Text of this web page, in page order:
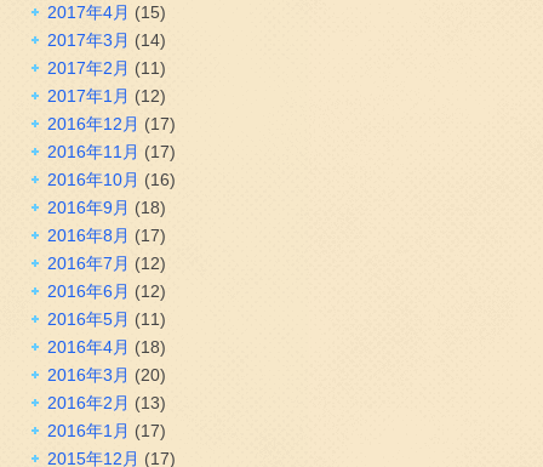
2017年4月 (15)
2017年3月 (14)
2017年2月 (11)
2017年1月 (12)
2016年12月 (17)
2016年11月 (17)
2016年10月 (16)
2016年9月 (18)
2016年8月 (17)
2016年7月 (12)
2016年6月 (12)
2016年5月 (11)
2016年4月 (18)
2016年3月 (20)
2016年2月 (13)
2016年1月 (17)
2015年12月 (17)